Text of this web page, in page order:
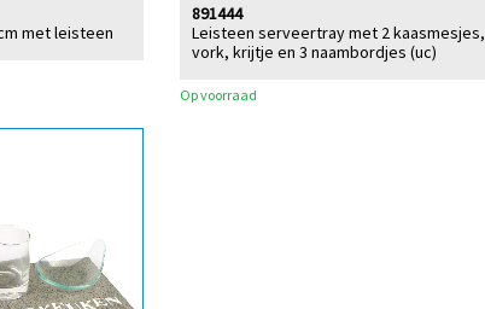
met leisteen
Leisteen serveertray met 2 kaasmesjes,
vork, krijtje en 3 naambordjes (uc)
891444
Op voorraad